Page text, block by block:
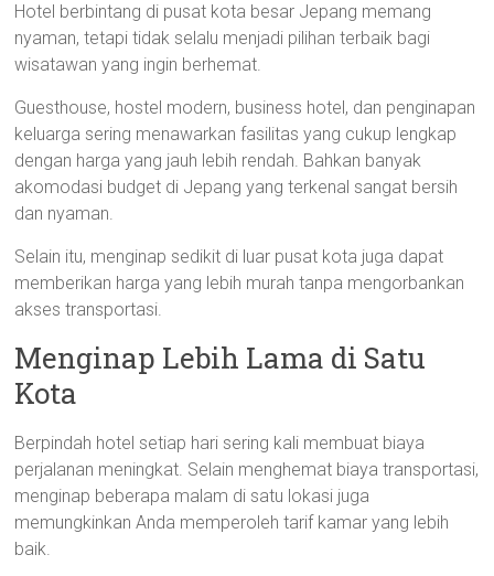
Hotel berbintang di pusat kota besar Jepang memang
nyaman, tetapi tidak selalu menjadi pilihan terbaik bagi
wisatawan yang ingin berhemat.
Guesthouse, hostel modern, business hotel, dan penginapan
keluarga sering menawarkan fasilitas yang cukup lengkap
dengan harga yang jauh lebih rendah. Bahkan banyak
akomodasi budget di Jepang yang terkenal sangat bersih
dan nyaman.
Selain itu, menginap sedikit di luar pusat kota juga dapat
memberikan harga yang lebih murah tanpa mengorbankan
akses transportasi.
Menginap Lebih Lama di Satu
Kota
Berpindah hotel setiap hari sering kali membuat biaya
perjalanan meningkat. Selain menghemat biaya transportasi,
menginap beberapa malam di satu lokasi juga
memungkinkan Anda memperoleh tarif kamar yang lebih
baik.